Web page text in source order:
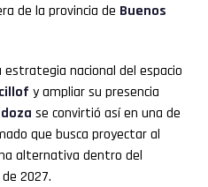
de la provincia de Buenos
nacional del espacio
y ampliar su presencia
se convirtió así en una de
que busca proyectar al
alternativa dentro del
2027.